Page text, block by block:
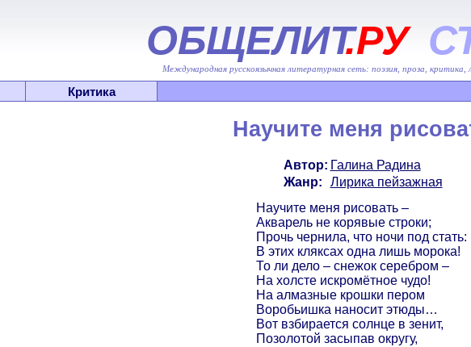
ОБЩЕЛИТ.РУ
Международная русскоязычная литературная сеть: поэзия, проза, критика,
Критика
Научите меня
Автор: Галина Радина
Жанр:
Лирика пейзажная
Научите меня рисовать –
Акварель не корявые строки;
Прочь чернила, что ночи под стать:
В этих кляксах одна лишь морока!
То ли дело – снежок серебром –
На холсте искромётное чудо!
На алмазные крошки пером
Воробьишка наносит этюды…
Вот взбирается солнце в зенит,
Позолотой засыпав округу,